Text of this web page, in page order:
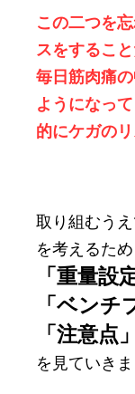
この二つを
スをするこ
毎日筋肉痛
ようになっ
的にケガの
取り組むう
を考えるため
「重量設
「ベンチ
「注意点」
を見ていきま